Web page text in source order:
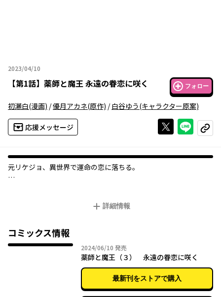
2023/04/10
2023年04月10日
【第1話】 薬師と魔王 永遠の眷恋に咲く フォロー
初瀬白(漫画) /優月アカネ(原作) /白谷ゆう(キャラクター原案)
応援メッセージ Xで投稿する
ライン
コピー
元リケジョ、異世界で運命の恋に落ちる――。
不思議な男性に遭遇する。絶世の美しさと、強い魔力を持ちなが
と経験を見込まれたセーナは、彼の専属薬師となり、忘れ難い特
別な時間を共にする。そうしていつしか二人は惹かれ合い……。
元リケジョの天才薬師と美しき魔王が織りなす、運命を変える溺
詳細情報
コミックス情報
2024/06/10 2024年06月10日
発売
薬師と魔王（３） 永遠の眷恋に咲く
最新刊をストアで購入